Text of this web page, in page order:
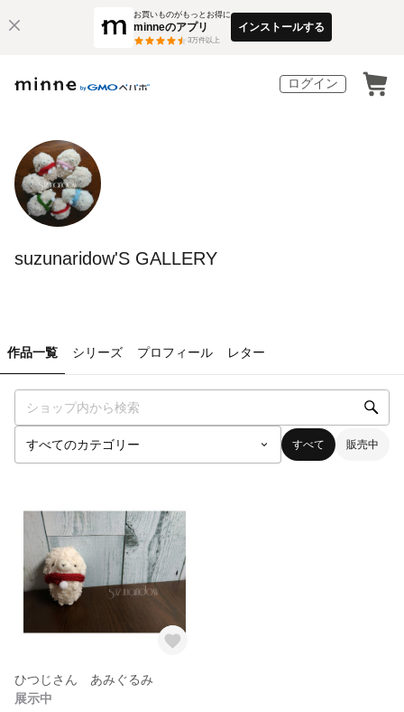
お買いものがもっとお得に
minneのアプリ
3万件以上
インストールする
ログイン
suzunaridow'S GALLERY
作品一覧 シリーズ プロフィール レター
すべて 販売中
ひつじさん あみぐるみ
展示中